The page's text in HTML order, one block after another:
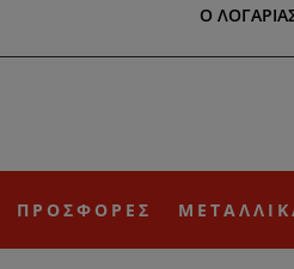
Ο
ΠΡΟΣΦΟΡΕΣ